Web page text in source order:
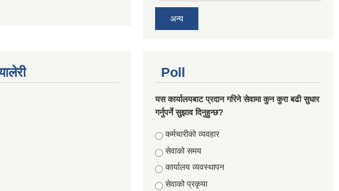
अन्य
Poll
यस कार्यालयबाट प्रदान गरिने सेवामा कुन कुरा बढी सुधार
गर्नुपर्ने सुझाव दिनुहुन्छ?
Choices
कर्मचारीको व्यवहार
सेवाको समय
कार्यालय व्यवस्थापन
सेवाको प्रकृया